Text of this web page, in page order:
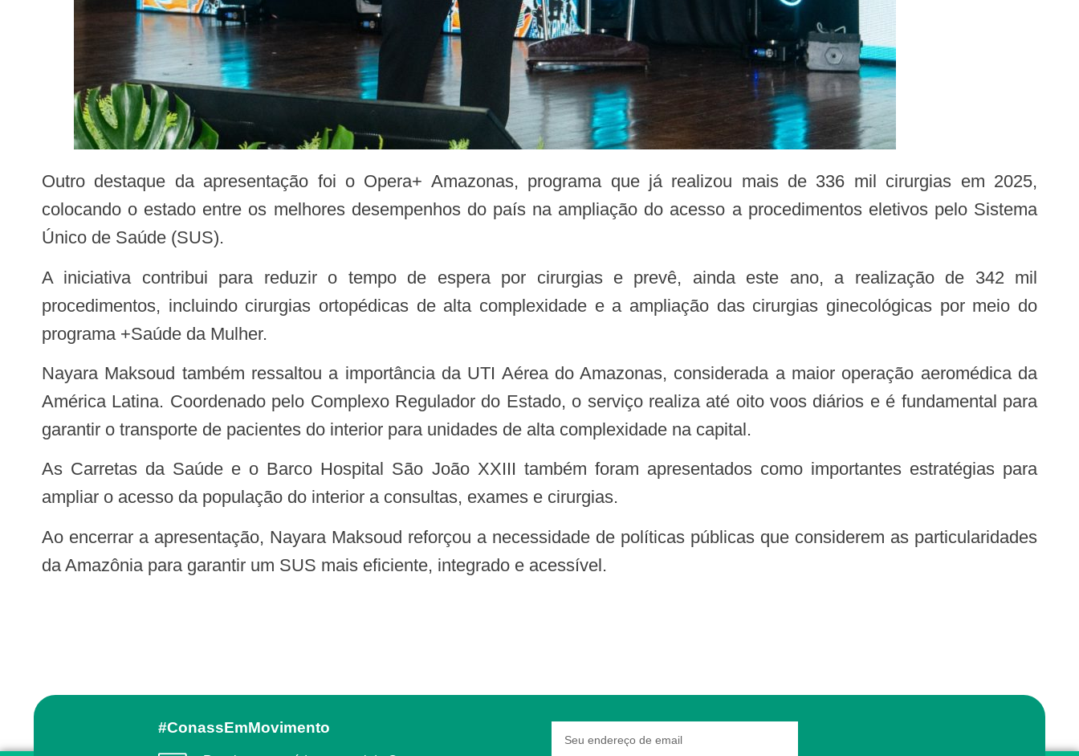
Outro destaque da apresentação foi o Opera+ Amazonas, programa que já realizou mais de 336 mil cirurgias em 2025,
colocando o estado entre os melhores desempenhos do país na ampliação do acesso a procedimentos eletivos pelo Sistema
Único de Saúde (SUS).
A iniciativa contribui para reduzir o tempo de espera por cirurgias e prevê, ainda este ano, a realização de 342 mil
procedimentos, incluindo cirurgias ortopédicas de alta complexidade e a ampliação das cirurgias ginecológicas por meio do
programa +Saúde da Mulher.
Nayara Maksoud também ressaltou a importância da UTI Aérea do Amazonas, considerada a maior operação aeromédica da
América Latina. Coordenado pelo Complexo Regulador do Estado, o serviço realiza até oito voos diários e é fundamental para
garantir o transporte de pacientes do interior para unidades de alta complexidade na capital.
As Carretas da Saúde e o Barco Hospital São João XXIII também foram apresentados como importantes estratégias para
ampliar o acesso da população do interior a consultas, exames e cirurgias.
Ao encerrar a apresentação, Nayara Maksoud reforçou a necessidade de políticas públicas que considerem as particularidades
da Amazônia para garantir um SUS mais eficiente, integrado e acessível.
#ConassEmMovimento